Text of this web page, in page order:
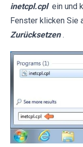
inetcpl.cpl ein und
Fenster klicken Sie
Zurücksetzen .